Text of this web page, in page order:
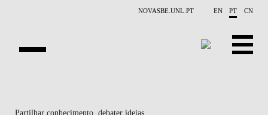
NOVASBE.UNL.PT EN PT CN
Partilhar conhecimento, debater ideias